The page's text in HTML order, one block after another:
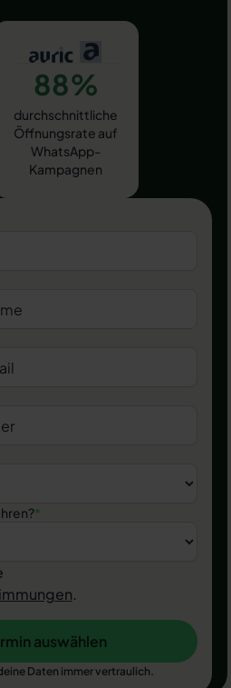
88%
durchschnittliche
Öffnungsrate auf
WhatsApp-
Kampagnen
*
.
auswählen
Daten immer vertraulich.